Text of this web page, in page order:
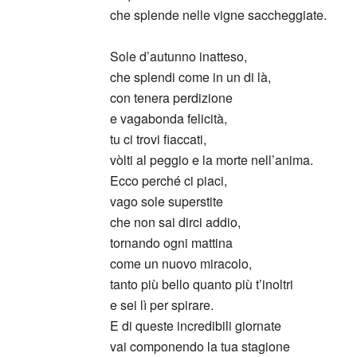
che splende nelle vigne saccheggiate.
Sole d’autunno inatteso,
che splendi come in un di là,
con tenera perdizione
e vagabonda felicità,
tu ci trovi fiaccati,
vòlti al peggio e la morte nell’anima.
Ecco perché ci piaci,
vago sole superstite
che non sai dirci addio,
tornando ogni mattina
come un nuovo miracolo,
tanto più bello quanto più t’inoltri
e sei lì per spirare.
E di queste incredibili giornate
vai componendo la tua stagione